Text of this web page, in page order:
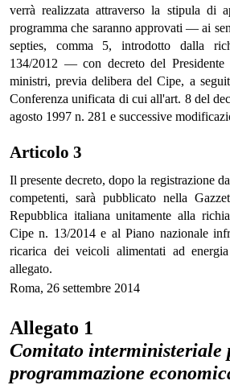
verrà realizzata attraverso la stipula di
programma che saranno approvati — ai
septies, comma 5, introdotto dalla
134/2012 — con decreto del Presidente
ministri, previa delibera del Cipe, a
Conferenza unificata di cui all'art. 8 del
agosto 1997 n. 281 e successive
Articolo 3
Il presente decreto, dopo la registrazione
competenti, sarà pubblicato nella
Repubblica italiana unitamente alla
Cipe n. 13/2014 e al Piano nazionale
ricarica dei veicoli alimentati ad
allegato.
Roma, 26 settembre 2014
Allegato 1
Comitato interministeriale
programmazione